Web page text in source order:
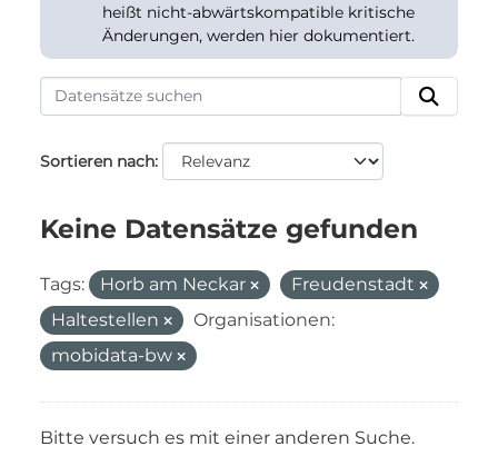
heißt nicht-abwärtskompatible kritische
Änderungen, werden hier dokumentiert.
Sortieren nach
Keine Datensätze gefunden
Tags: Horb am Neckar
Freudenstadt
Haltestellen
Organisationen:
mobidata-bw
Bitte versuch es mit einer anderen Suche.